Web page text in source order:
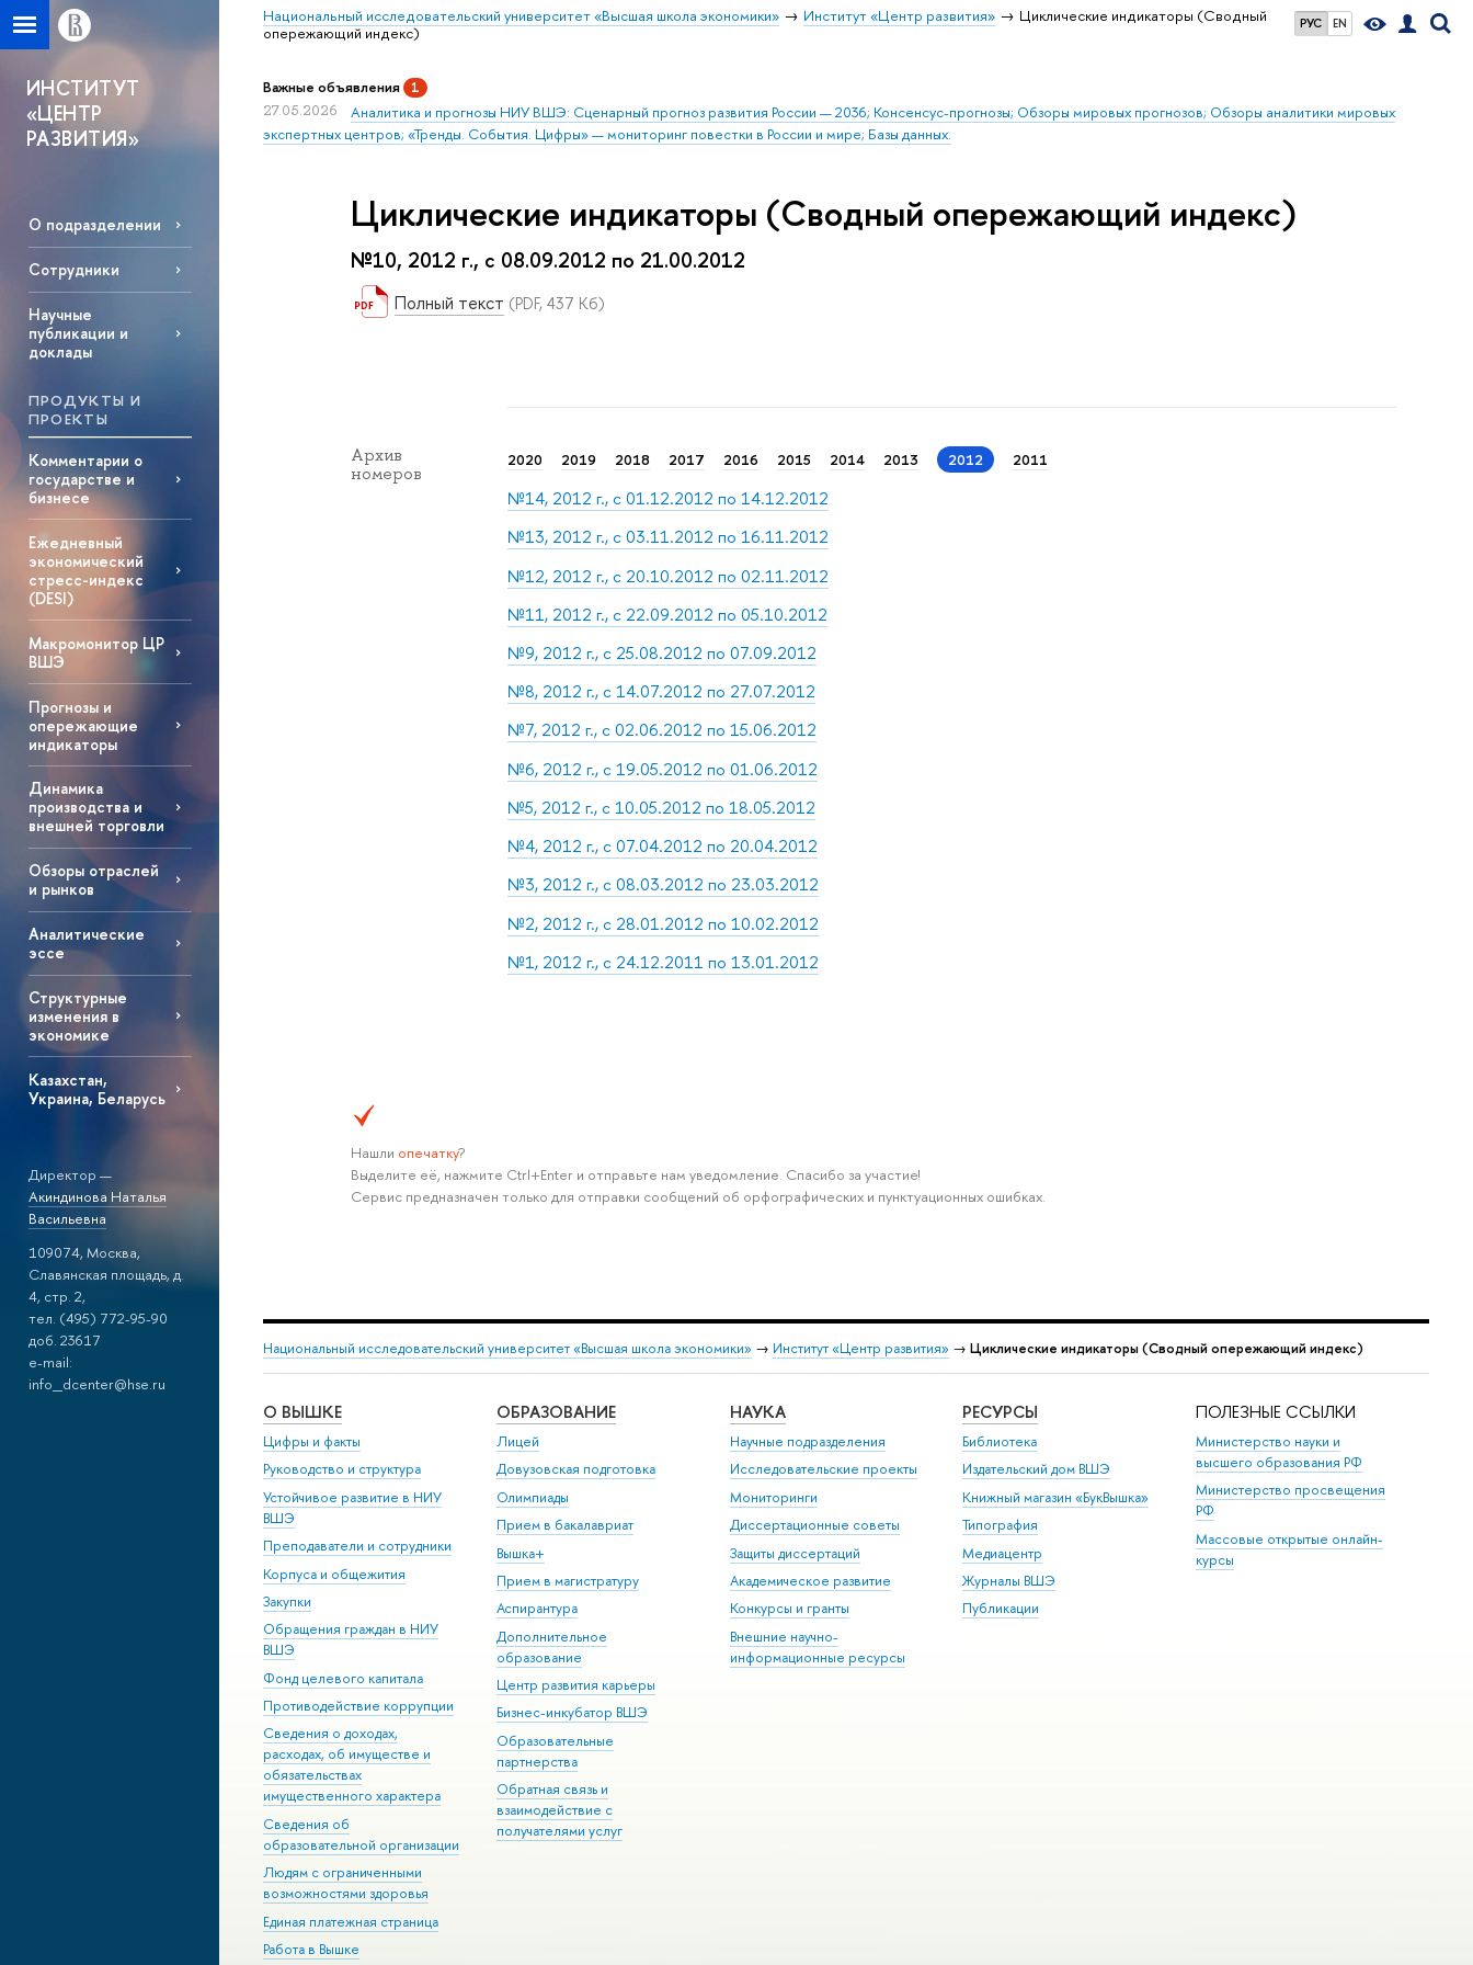
РУС EN
Национальный исследовательский университет «Высшая школа экономики» Институт «Центр развития»
Циклические индикаторы (Сводный
опережающий индекс)
ИНСТИТУТ
«ЦЕНТР
РАЗВИТИЯ»
О подразделении
Сотрудники
Научные
публикации и
доклады
ПРОДУКТЫ И
ПРОЕКТЫ
Комментарии о
государстве и
бизнесе
Ежедневный
экономический
стресс-индекс
(DESI)
Макромонитор ЦР
ВШЭ
Прогнозы и
опережающие
индикаторы
Динамика
производства и
внешней торговли
Обзоры отраслей
и рынков
Аналитические
эссе
Структурные
изменения в
экономике
Казахстан,
Украина, Беларусь
Директор —
Акиндинова Наталья
Васильевна
109074, Москва,
Славянская площадь, д.
4, стр. 2,
тел. (495) 772-95-90
доб. 23617
e-mail:
info_dcenter@hse.ru
Важные объявления 1
27.05.2026
Аналитика и прогнозы НИУ ВШЭ: Сценарный прогноз развития России — 2036; Консенсус-прогнозы; Обзоры мировых прогнозов; Обзоры аналитики мировых
экспертных центров; «Тренды. События. Цифры» — мониторинг повестки в России и мире; Базы данных.
Циклические индикаторы (Сводный опережающий индекс)
№10, 2012 г., с 08.09.2012 по 21.00.2012
Полный текст (PDF, 437 Кб)
Архив
номеров
2020 2019 2018 2017 2016 2015 2014 2013 2012 2011
№14, 2012 г., с 01.12.2012 по 14.12.2012
№13, 2012 г., с 03.11.2012 по 16.11.2012
№12, 2012 г., с 20.10.2012 по 02.11.2012
№11, 2012 г., с 22.09.2012 по 05.10.2012
№9, 2012 г., с 25.08.2012 по 07.09.2012
№8, 2012 г., с 14.07.2012 по 27.07.2012
№7, 2012 г., с 02.06.2012 по 15.06.2012
№6, 2012 г., с 19.05.2012 по 01.06.2012
№5, 2012 г., с 10.05.2012 по 18.05.2012
№4, 2012 г., с 07.04.2012 по 20.04.2012
№3, 2012 г., с 08.03.2012 по 23.03.2012
№2, 2012 г., с 28.01.2012 по 10.02.2012
№1, 2012 г., с 24.12.2011 по 13.01.2012
Нашли опечатку?
Выделите её, нажмите Ctrl+Enter и отправьте нам уведомление. Спасибо за участие!
Сервис предназначен только для отправки сообщений об орфографических и пунктуационных ошибках.
Национальный исследовательский университет «Высшая школа экономики» → Институт «Центр развития» → Циклические индикаторы (Сводный опережающий индекс)
О ВЫШКЕ
Цифры и факты
Руководство и структура
Устойчивое развитие в НИУ
ВШЭ
Преподаватели и сотрудники
Корпуса и общежития
Закупки
Обращения граждан в НИУ
ВШЭ
Фонд целевого капитала
Противодействие коррупции
Сведения о доходах,
расходах, об имуществе и
обязательствах
имущественного характера
Сведения об
образовательной организации
Людям с ограниченными
возможностями здоровья
Единая платежная страница
Работа в Вышке
ОБРАЗОВАНИЕ
Лицей
Довузовская подготовка
Олимпиады
Прием в бакалавриат
Вышка+
Прием в магистратуру
Аспирантура
Дополнительное
образование
Центр развития карьеры
Бизнес-инкубатор ВШЭ
Образовательные
партнерства
Обратная связь и
взаимодействие с
получателями услуг
НАУКА
Научные подразделения
Исследовательские проекты
Мониторинги
Диссертационные советы
Защиты диссертаций
Академическое развитие
Конкурсы и гранты
Внешние научно-
информационные ресурсы
РЕСУРСЫ
Библиотека
Издательский дом ВШЭ
Книжный магазин «БукВышка»
Типография
Медиацентр
Журналы ВШЭ
Публикации
ПОЛЕЗНЫЕ ССЫЛКИ
Министерство науки и
высшего образования РФ
Министерство просвещения
РФ
Массовые открытые онлайн-
курсы